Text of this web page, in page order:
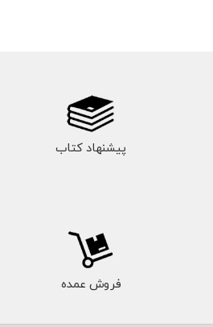
پیشنهاد کتاب
فروش عمده